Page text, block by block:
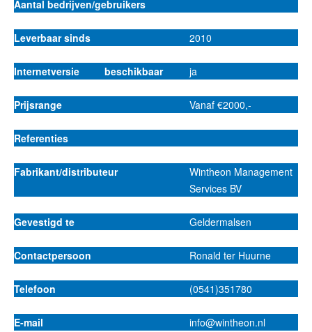
Aantal bedrijven/gebruikers
Leverbaar sinds 2010
Internetversie beschikbaar ja
Prijsrange Vanaf €2000,-
Referenties
Fabrikant/distributeur
Wintheon Management
Services BV
Gevestigd te Geldermalsen
Contactpersoon Ronald ter Huurne
Telefoon (0541)351780
E-mail info@wintheon.nl